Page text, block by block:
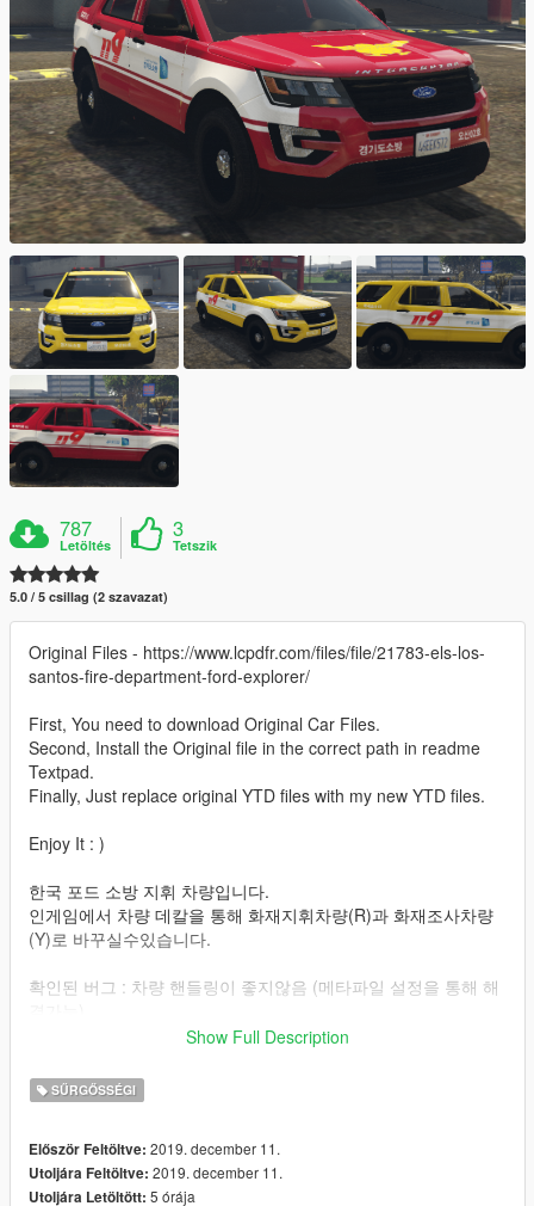
787
Letöltés
3
Tetszik
5.0 / 5 csillag (2 szavazat)
Original Files - https://www.lcpdfr.com/files/file/21783-els-los-
santos-fire-department-ford-explorer/
First, You need to download Original Car Files.
Second, Install the Original file in the correct path in readme
Textpad.
Finally, Just replace original YTD files with my new YTD files.
Enjoy It : )
한국 포드 소방 지휘 차량입니다.
인게임에서 차량 데칼을 통해 화재지휘차량(R)과 화재조사차량
(Y)로 바꾸실수있습니다.
확인된 버그 : 차량 핸들링이 좋지않음 (메타파일 설정을 통해 해
Show Full Description
SŰRGŐSSÉGI
Először Feltöltve: 2019. december 11.
Utoljára Feltöltve: 2019. december 11.
Utoljára Letöltött: 5 órája